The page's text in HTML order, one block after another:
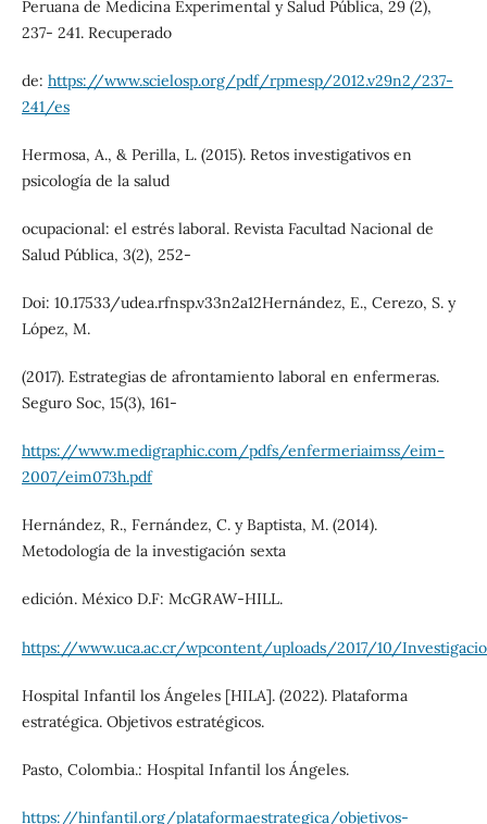
Peruana de Medicina Experimental y Salud Pública, 29 (2),
237- 241. Recuperado
de: https://www.scielosp.org/pdf/rpmesp/2012.v29n2/237-
241/es
Hermosa, A., & Perilla, L. (2015). Retos investigativos en
psicología de la salud
ocupacional: el estrés laboral. Revista Facultad Nacional de
Salud Pública, 3(2), 252-
Doi: 10.17533/udea.rfnsp.v33n2a12Hernández, E., Cerezo, S. y
López, M.
(2017). Estrategias de afrontamiento laboral en enfermeras.
Seguro Soc, 15(3), 161-
https://www.medigraphic.com/pdfs/enfermeriaimss/eim-
2007/eim073h.pdf
Hernández, R., Fernández, C. y Baptista, M. (2014).
Metodología de la investigación sexta
edición. México D.F: McGRAW-HILL.
https://www.uca.ac.cr/wpcontent/uploads/2017/10/
Hospital Infantil los Ángeles [HILA]. (2022). Plataforma
estratégica. Objetivos estratégicos.
Pasto, Colombia.: Hospital Infantil los Ángeles.
https://hinfantil.org/plataformaestrategica/objetivos-